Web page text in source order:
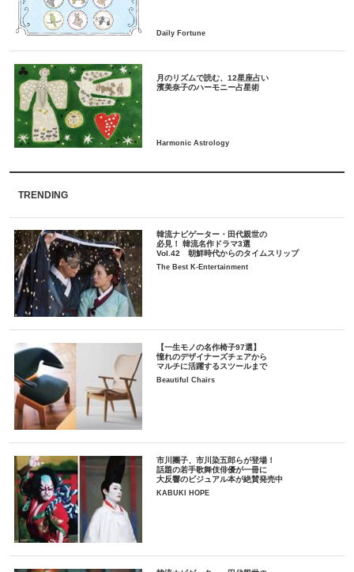
月のリズムで読む、12星座占い
TRENDING
韓流ナビゲーター・田代親世の
必見！ 韓流名作ドラマ3選
Vol.42 朝鮮時代からのタイムスリップ
The Best K-Entertainment
【一生モノの名作椅子97選】
憧れのデザイナーズチェアから
マルチに活躍するスツールまで
Beautiful Chairs
市川團子、市川染五郎らが登場！
話題の若手歌舞伎俳優が一冊に
大反響のビジュアル本が絶賛発売中
KABUKI HOPE